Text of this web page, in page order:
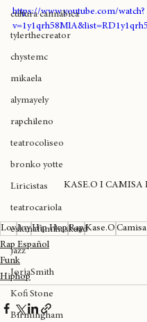
expoweed 2025
cultura cannábica
tylerthecreator
chystemc
mikaela
alymayely
rapchileno
teatrocoliseo
bronko yotte
Liricistas
teatrocariola
eskinafamiliaskuad
jazz
JorjaSmith
Kofi Stone
https://www.youtube.com/watch?
LovJoyHip Hop
Rap Español
Funk
Hiphop